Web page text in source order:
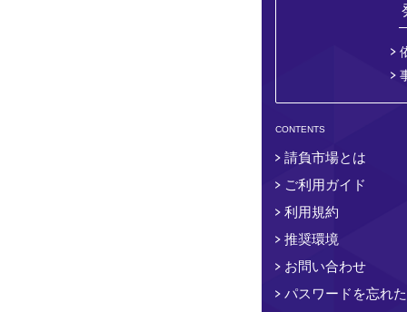
CONTENTS
請負市場とは
ご利用ガイド
利用規約
推奨環境
お問い合わせ
パスワードを忘れ